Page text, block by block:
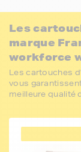
Les
marque
workforce
Les cartouches
vous
meilleure qualité